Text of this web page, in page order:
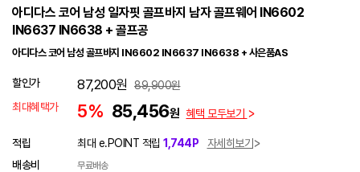
아디다스 코어 남성 일자핏 골프바지 남자 골프웨어 IN6602
IN6637 IN6638 + 골프공
아디다스 코어 남성 골프바지 IN6602 IN6637 IN6638 + 사은품AS
할인가 87,200원 89,900원
최대혜택가
5% 85,456원 혜택 모두보기
적립 최대 e.POINT 적립 1,744P
자세히보기
배송비
무료배송